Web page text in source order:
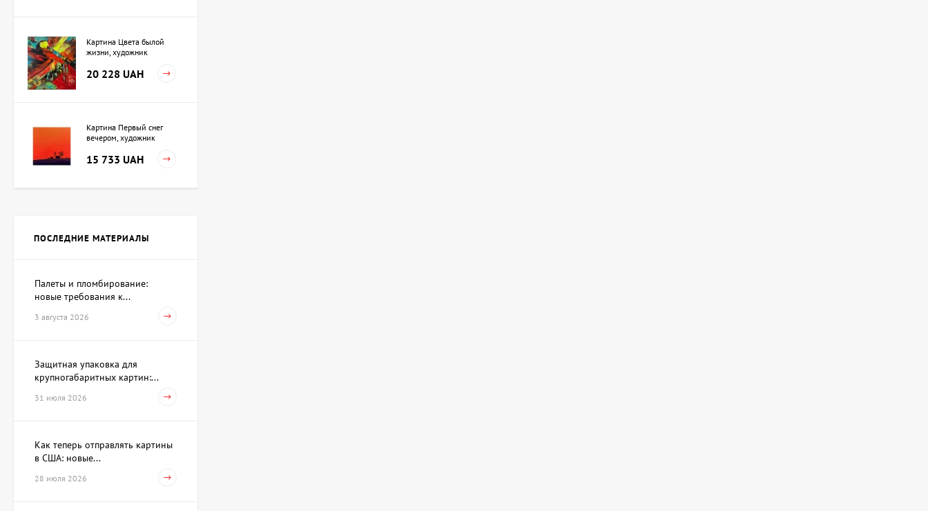
Картина Цвета былой
жизни, художник
20 228 UAH
Картина Первый снег
вечером, художник
15 733 UAH
Цена по
Скульптура Поиск себя,
Акварель Заговор Амура и
Венеры, художник Павлов
ПОСЛЕДНИЕ МАТЕРИАЛЫ
Палеты и пломбирование:
новые требования к...
3 августа 2026
Защитная упаковка для
крупногабаритных картин:...
31 июля 2026
Как теперь отправлять картины
в США: новые...
28 июля 2026